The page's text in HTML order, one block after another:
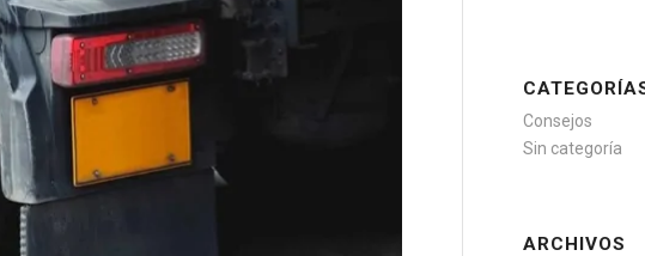
Consejos
Sin categoría
ARCHIVOS